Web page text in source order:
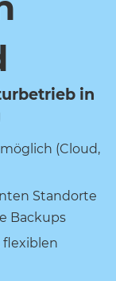
in
(Cloud,
Standorte
Backups